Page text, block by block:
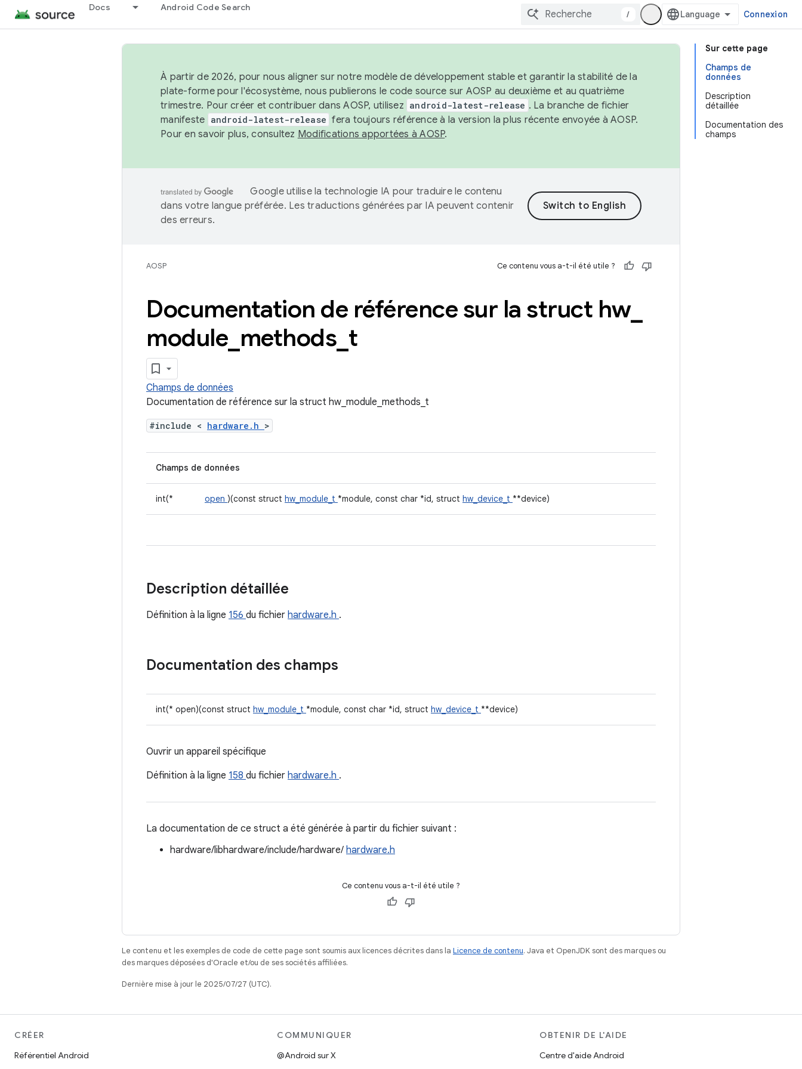
Docs Android Code Search
/ Connexion
Sur cette page
Champs de
données
Description
détaillée
Documentation des
champs
À partir de 2026, pour nous aligner sur notre modèle de développement stable et garantir la stabilité de la
plate-forme pour l'écosystème, nous publierons le code source sur AOSP au deuxième et au quatrième
trimestre. Pour créer et contribuer dans AOSP, utilisez android-latest-release . La branche de fichier
manifeste android-latest-release fera toujours référence à la version la plus récente envoyée à AOSP.
Pour en savoir plus, consultez Modifications apportées à AOSP.
Google utilise la technologie IA pour traduire le contenu
dans votre langue préférée. Les traductions générées par IA peuvent contenir
des erreurs.
AOSP Ce contenu vous a-t-il été utile ?
Documentation de référence sur la struct hw_
module methods t
Champs de données
Documentation de référence sur la struct hw_module_methods_t
#include < hardware.h >
Champs de données
int(* open )(const struct hw_module_t *module, const char *id, struct hw_device_t **device)
Description détaillée
Définition à la ligne 156 du fichier hardware.h .
Documentation des champs
int(* open)(const struct hw_module_t *module, const char *id, struct hw_device_t **device)
Ouvrir un appareil spécifique
Définition à la ligne 158 du fichier hardware.h .
La documentation de ce struct a été générée à partir du fichier suivant :
hardware/libhardware/include/hardware/ hardware.h
Ce contenu vous a-t-il été utile ?
Le contenu et les exemples de code de cette page sont soumis aux licences décrites dans la Licence de contenu. Java et OpenJDK sont des marques ou
des marques déposées d'Oracle et/ou de ses sociétés affiliées.
Dernière mise à jour le 2025/07/27 (UTC).
CRÉER
Référentiel Android
COMMUNIQUER
@Android sur X
OBTENIR DE L'AIDE
Centre d'aide Android